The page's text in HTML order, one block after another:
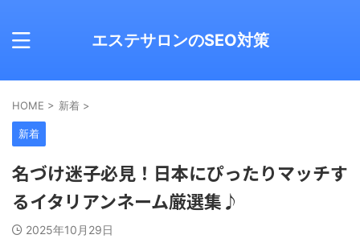
エステサロンのSEO対策
HOME > 新着 >
新着
名づけ迷子必見！日本にぴったりマッチす
るイタリアンネーム厳選集♪
2025年10月29日